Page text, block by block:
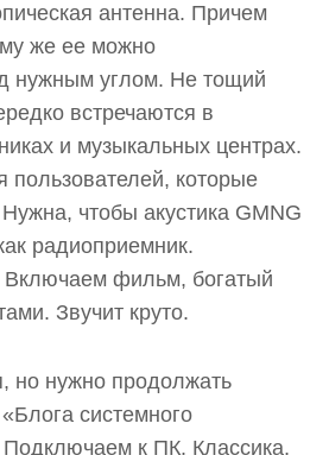
антенна. Причем
же ее можно
нужным углом. Не тощий
встречаются в
и музыкальных центрах.
которые
чтобы акустика GMNG
радиоприемник.
фильм, богатый
Звучит круто.
но нужно продолжать
системного
к ПК. Классика,